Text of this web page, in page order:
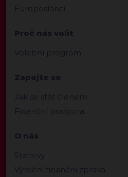
Europoslanci
Proč nás volit
Volební program
Zapojte se
Jak se stát členem
Finanční podpora
O nás
Stanovy
Výroční finanční zpráva